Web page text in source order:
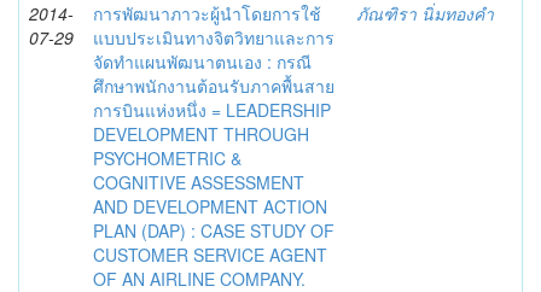
2014-
07-29
การพัฒนาภาวะผู้นำโดยการใช้
แบบประเมินทางจิตวิทยาและการ
จัดทำแผนพัฒนาตนเอง : กรณี
ศึกษาพนักงานต้อนรับภาคพื้นสาย
การบินแห่งหนึ่ง = LEADERSHIP
DEVELOPMENT THROUGH
PSYCHOMETRIC &
COGNITIVE ASSESSMENT
AND DEVELOPMENT ACTION
PLAN (DAP) : CASE STUDY OF
CUSTOMER SERVICE AGENT
OF AN AIRLINE COMPANY.
ภัณฑิรา นิ่มทองคำ